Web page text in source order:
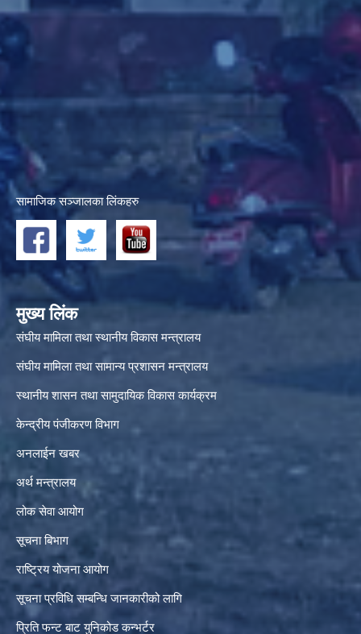
सामाजिक सञ्जालका लिंकहरु
मुख्य लिंक
संघीय मामिला तथा स्थानीय विकास मन्त्रालय
संघीय मामिला तथा सामान्य प्रशासन मन्त्रालय
स्थानीय शासन तथा सामुदायिक विकास कार्यक्रम
केन्द्रीय पंजीकरण विभाग
अनलाईन खबर
अर्थ मन्त्रालय
लोक सेवा आयोग
सूचना बिभाग
राष्ट्रिय योजना आयोग
सूचना प्रविधि सम्बन्धि जानकारीको लागि
प्रिति फन्ट बाट युनिकोड कन्भर्टर